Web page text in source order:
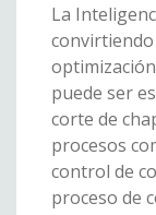
La
puede ser
corte de
procesos
control de
proceso de